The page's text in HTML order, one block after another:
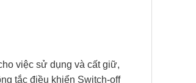
việc sử dụng và cất giữ,
tắc điều khiển Switch-off